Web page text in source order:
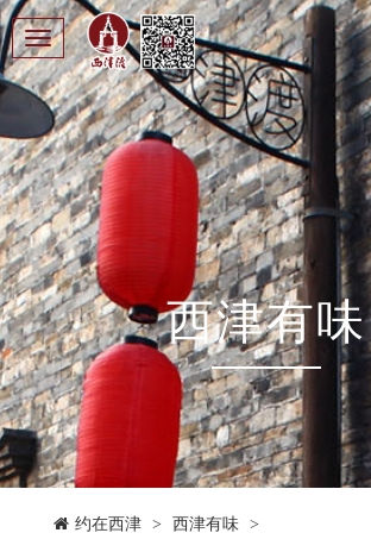
Toggle
navigation
西津有味
约在西津 > 西津有味 >